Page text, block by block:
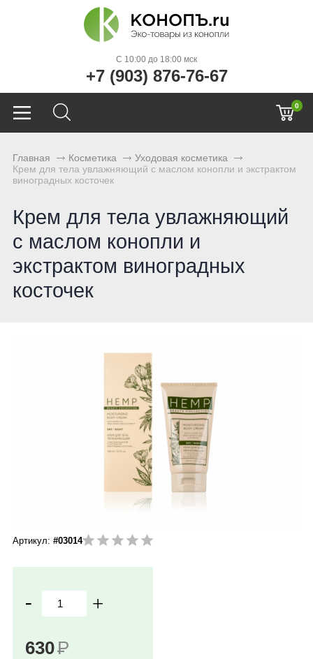
C 10:00 до 18:00 мск
+7 (903) 876-76-67
0
Главная Косметика
Уходовая косметика
Крем для тела увлажняющий с маслом конопли и экстрактом
виноградных косточек
Крем для тела увлажняющий
с маслом конопли и
экстрактом виноградных
косточек
Артикул: #03014
- +
630Р